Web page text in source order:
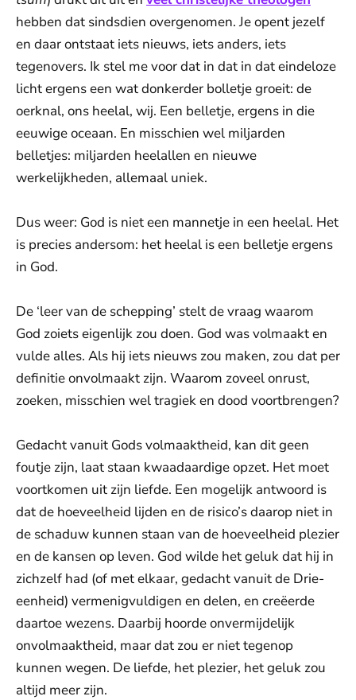
hebben dat sindsdien overgenomen. Je opent jezelf
en daar ontstaat iets nieuws, iets anders, iets
tegenovers. Ik stel me voor dat in dat in dat eindeloze
licht ergens een wat donkerder bolletje groeit: de
oerknal, ons heelal, wij. Een belletje, ergens in die
eeuwige oceaan. En misschien wel miljarden
belletjes: miljarden heelallen en nieuwe
werkelijkheden, allemaal uniek.
Dus weer: God is niet een mannetje in een heelal. Het
is precies andersom: het heelal is een belletje ergens
in God.
De ‘leer van de schepping’ stelt de vraag waarom
God zoiets eigenlijk zou doen. God was volmaakt en
vulde alles. Als hij iets nieuws zou maken, zou dat per
definitie onvolmaakt zijn. Waarom zoveel onrust,
zoeken, misschien wel tragiek en dood voortbrengen?
Gedacht vanuit Gods volmaaktheid, kan dit geen
foutje zijn, laat staan kwaadaardige opzet. Het moet
voortkomen uit zijn liefde. Een mogelijk antwoord is
dat de hoeveelheid lijden en de risico’s daarop niet in
de schaduw kunnen staan van de hoeveelheid plezier
en de kansen op leven. God wilde het geluk dat hij in
zichzelf had (of met elkaar, gedacht vanuit de Drie-
eenheid) vermenigvuldigen en delen, en creëerde
daartoe wezens. Daarbij hoorde onvermijdelijk
onvolmaaktheid, maar dat zou er niet tegenop
kunnen wegen. De liefde, het plezier, het geluk zou
altijd meer zijn.